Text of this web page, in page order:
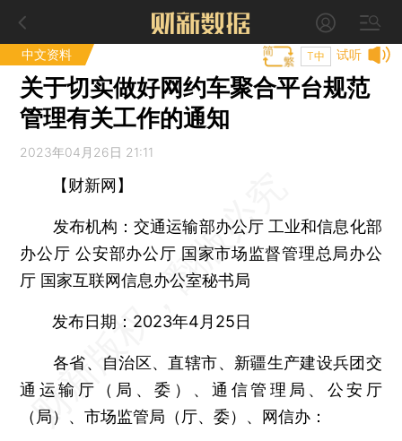
中文资料 试听
T中
关于切实做好网约车聚合平台规范
管理有关工作的通知
2023年04月26日 21:11
【财新网】
发布机构：交通运输部办公厅 工业和信息化部
办公厅 公安部办公厅 国家市场监督管理总局办公
厅 国家互联网信息办公室秘书局
发布日期：2023年4月25日
各省、自治区、直辖市、新疆生产建设兵团交
通运输厅（局、委）、通信管理局、公安厅
（局）、市场监管局（厅、委）、网信办：